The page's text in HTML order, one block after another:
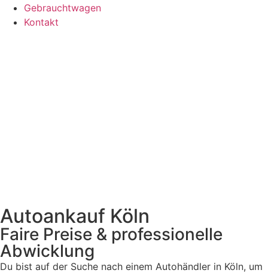
Gebrauchtwagen
Kontakt
Auto­ankauf Köln
Faire Preise & professionelle
Abwicklung
Du bist auf der Suche nach einem Auto­händler in Köln, um